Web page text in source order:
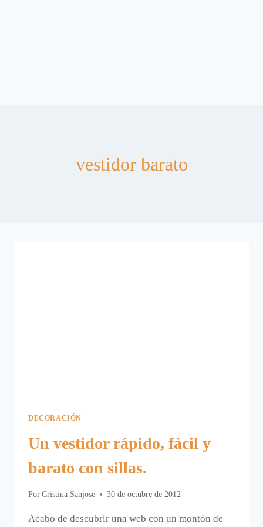
vestidor barato
DECORACIÓN
Un vestidor rápido, fácil y
barato con sillas.
Por Cristina Sanjose 30 de octubre de 2012
Acabo de descubrir una web con un montón de